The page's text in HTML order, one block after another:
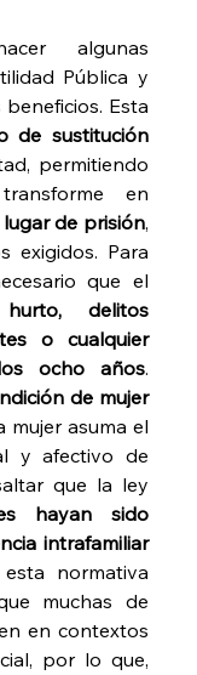
algunas
Pública y
Esta
de sustitución
permitiendo
de prisión,
exigidos. Para
que el
hurto, delitos
o cualquier
ocho años.
de mujer
mujer asuma el
y afectivo de
que la ley
hayan sido
intrafamiliar
esta normativa
muchas de
en contextos
por lo que,